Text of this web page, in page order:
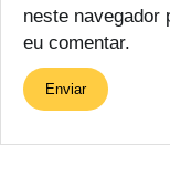
neste navegador
eu comentar.